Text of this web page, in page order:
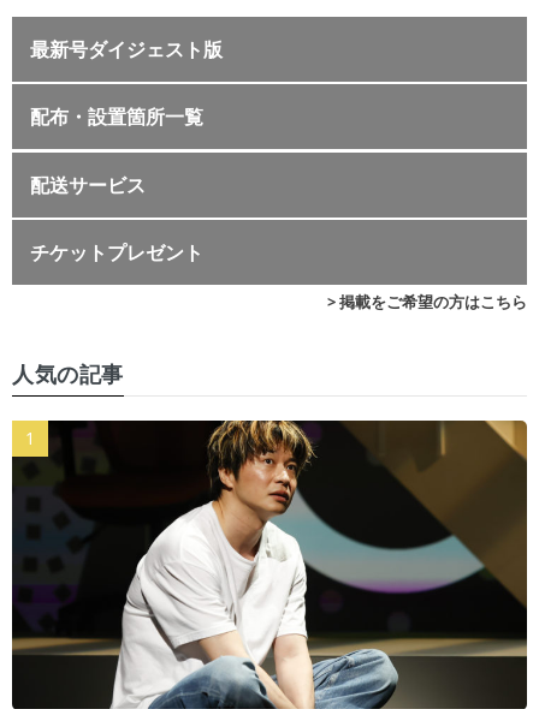
最新号ダイジェスト版
配布・設置箇所一覧
配送サービス
チケットプレゼント
> 掲載をご希望の方はこちら
人気の記事